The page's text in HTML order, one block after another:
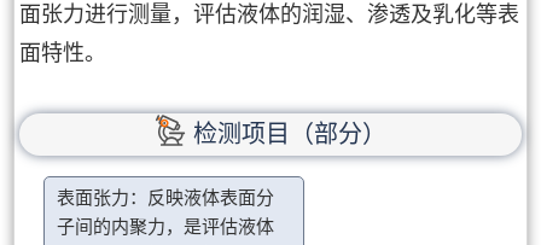
面张力进行测量，评估液体的润湿、渗透及乳化等表
面特性。
检测项目（部分）
表面张力：反映液体表面分
子间的内聚力，是评估液体